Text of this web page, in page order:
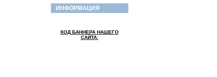
ИНФОРМАЦИЯ
КОД БАННЕРА НАШЕГО
САЙТА: